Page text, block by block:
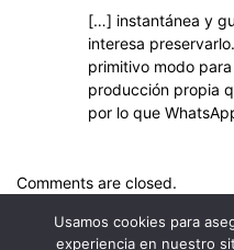
[…] instantánea y
interesa
primitivo modo
producción propia
por lo que
Comments are closed.
Usamos cookies para
experiencia en nuestro